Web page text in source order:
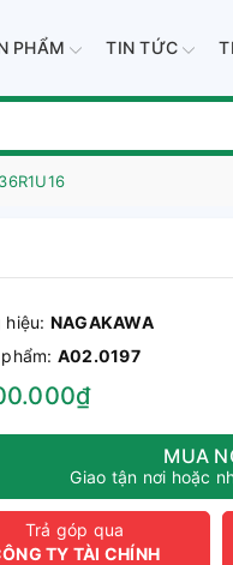
PHẨM TIN TỨC
hiệu: NAGAKAWA
A02.0197
MUA
Giao tận nơi hoặc
Trả góp qua
TY TÀI CHÍNH